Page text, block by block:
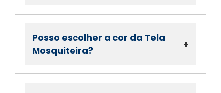
Posso escolher a cor da Tela
Mosquiteira?
+